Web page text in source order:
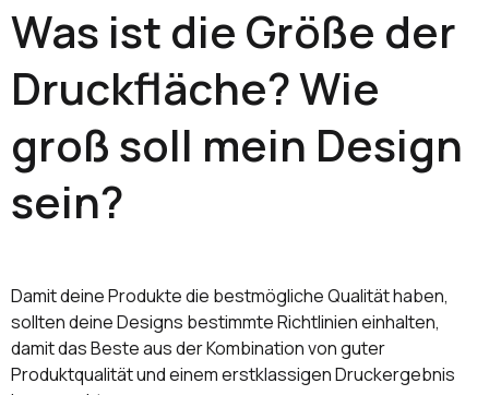
Was ist die Größe der
Druckfläche? Wie
groß soll mein Design
sein?
Damit deine Produkte die bestmögliche Qualität haben,
sollten deine Designs bestimmte Richtlinien einhalten,
damit das Beste aus der Kombination von guter
Produktqualität und einem erstklassigen Druckergebnis